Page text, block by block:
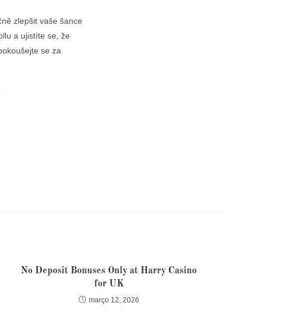
zlepšit vaše šance
a ujistíte se, že
se za
No Deposit Bonuses Only at Harry Casino
for UK
março 12, 2026